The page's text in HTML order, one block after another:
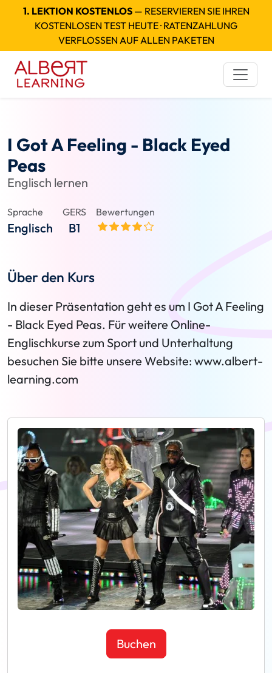
1. LEKTION KOSTENLOS— RESERVIEREN SIE IHREN
KOSTENLOSEN TEST HEUTE · RATENZAHLUNG
VERFLOSSEN AUF ALLEN PAKETEN
I Got A Feeling - Black Eyed
Peas
Englisch lernen
Sprache
Englisch
GERS
B1
Bewertungen
Über den Kurs
In dieser Präsentation geht es um I Got A Feeling
- Black Eyed Peas. Für weitere Online-
Englischkurse zum Sport und Unterhaltung
besuchen Sie bitte unsere Website: www.albert-
learning.com
Buchen